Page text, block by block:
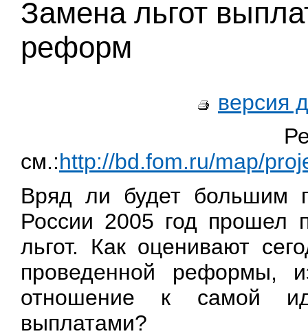
Замена льгот
реформ
версия
см.:http://bd.fom.ru/map/
Вряд ли будет большим
России 2005 год прошел
льгот. Как оценивают
проведенной реформы,
отношение к самой
выплатами?